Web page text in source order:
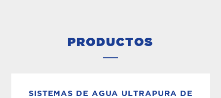
PRODUCTOS
SISTEMAS DE AGUA ULTRAPURA DE